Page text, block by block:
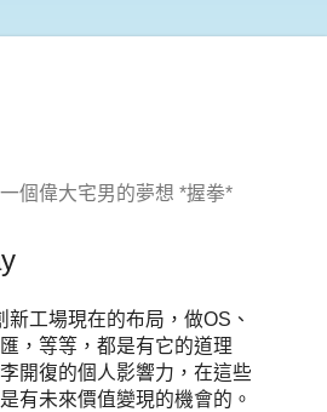
個偉大宅男的夢想 *握拳*
新工場現在的布局，做OS、
，等等，都是有它的道理
開復的個人影響力，在這些
有未來價值變現的機會的。